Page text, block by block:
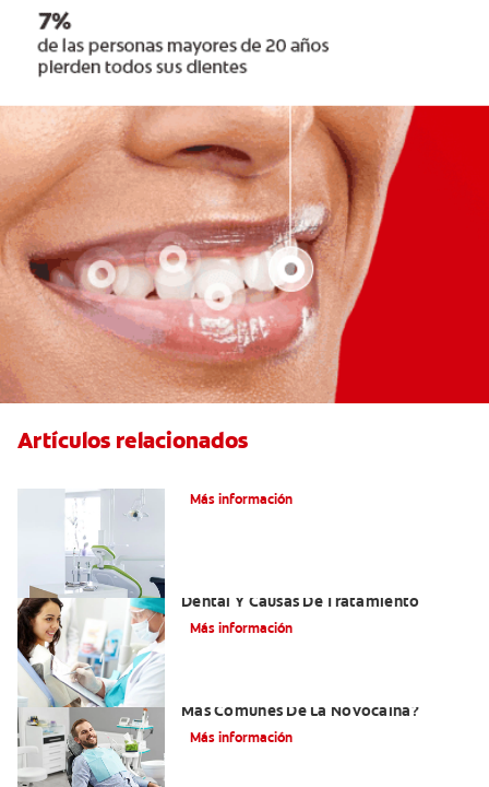
Artículos relacionados
Más información
Dental Y Causas De Tratamiento
Más información
Más Comunes De La Novocaína?
Más información